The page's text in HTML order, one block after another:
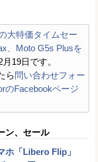
大特価タイムセー
、Moto G5s Plusを
19日です。
ら問い合わせフォー
のFacebookページ
ン、セール
ホ「Libero Flip」